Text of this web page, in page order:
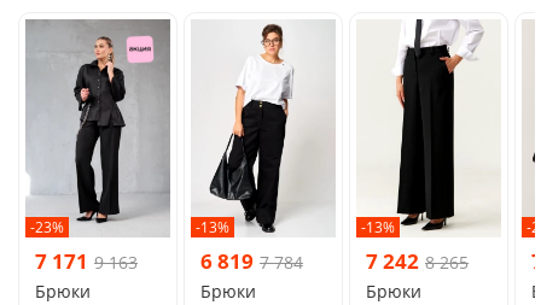
-23%
7 171 9 163
Брюки
-13%
6 819 7 784
Брюки
-13%
7 242 8 265
Брюки
-